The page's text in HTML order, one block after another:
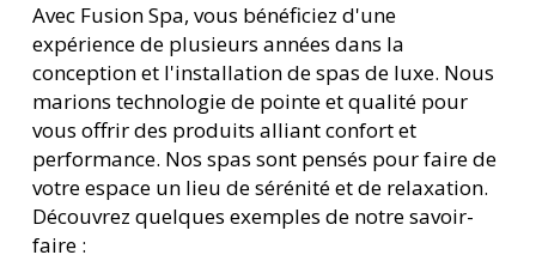
Avec Fusion Spa, vous bénéficiez d'une
expérience de plusieurs années dans la
conception et l'installation de spas de luxe. Nous
marions technologie de pointe et qualité pour
vous offrir des produits alliant confort et
performance. Nos spas sont pensés pour faire de
votre espace un lieu de sérénité et de relaxation.
Découvrez quelques exemples de notre savoir-
faire :